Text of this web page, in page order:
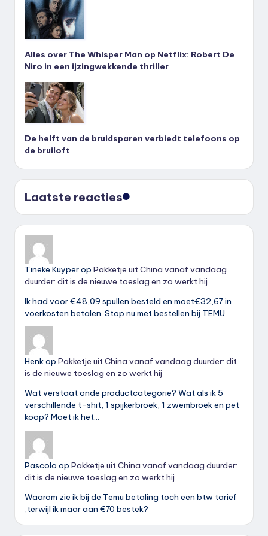
Alles over The Whisper Man op Netflix: Robert De
Niro in een ijzingwekkende thriller
De helft van de bruidsparen verbiedt telefoons op
de bruiloft
Laatste reacties
Tineke Kuyperop Pakketje uit China vanaf vandaag
duurder: dit is de nieuwe toeslag en zo werkt hij
Ik had voor €48,09 spullen besteld en moet€32,67 in
voerkosten betalen. Stop nu met bestellen bij TEMU.
Henkop Pakketje uit China vanaf vandaag duurder: dit
is de nieuwe toeslag en zo werkt hij
Wat verstaat onde productcategorie? Wat als ik 5
verschillende t-shit, 1 spijkerbroek, 1 zwembroek en pet
koop? Moet ik het…
Pascolo op Pakketje uit China vanaf vandaag duurder:
dit is de nieuwe toeslag en zo werkt hij
Waarom zie ik bij de Temu betaling toch een btw tarief
,terwijl ik maar aan €70 bestek?